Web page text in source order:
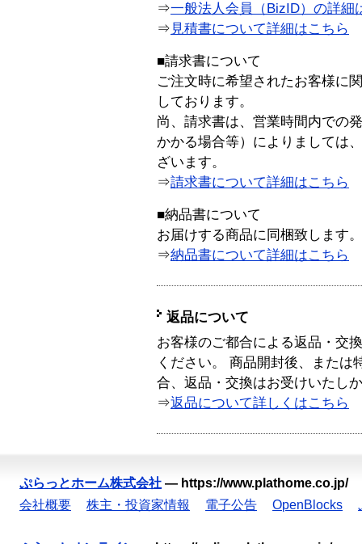
⇒一般法人会員（BizID）の詳細
⇒ 見積書について詳細はこちら
■請求書について
ご注文時に希望されたお客様に
しております。
尚、請求書は、営業時間内での
かかる場合等）によりましては
ざいます。
⇒請求書について詳細はこちら
■納品書について
お届けする商品に同梱致します。
⇒納品書について詳細はこちら
返品について
お客様のご都合による返品・交
ください。 商品開封後、または
合、返品・交換はお受けいたし
⇒返品について詳しくはこちら
ぷらっとホーム株式会社 — https://www.plathome.co.jp/
会社概要
株主・投資家情報 電子公告 OpenBlocks